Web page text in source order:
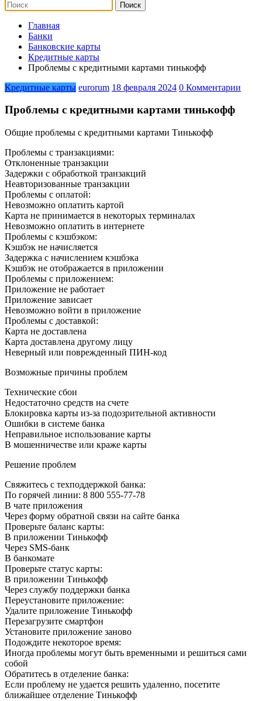
Главная
Банки
Банковские карты
Кредитные карты
Проблемы с кредитными картами тинькофф
Кредитные карты eurorum 18 февраля 2024 0 Комментарии
Проблемы с кредитными картами тинькофф
Общие проблемы с кредитными картами Тинькофф
Проблемы с транзакциями:
Отклоненные транзакции
Задержки с обработкой транзакций
Неавторизованные транзакции
Проблемы с оплатой:
Невозможно оплатить картой
Карта не принимается в некоторых терминалах
Невозможно оплатить в интернете
Проблемы с кэшбэком:
Кэшбэк не начисляется
Задержка с начислением кэшбэка
Кэшбэк не отображается в приложении
Проблемы с приложением:
Приложение не работает
Приложение зависает
Невозможно войти в приложение
Проблемы с доставкой:
Карта не доставлена
Карта доставлена другому лицу
Неверный или поврежденный ПИН-код
Возможные причины проблем
Технические сбои
Недостаточно средств на счете
Блокировка карты из-за подозрительной активности
Ошибки в системе банка
Неправильное использование карты
В мошенничестве или краже карты
Решение проблем
Свяжитесь с техподдержкой банка:
По горячей линии: 8 800 555-77-78
В чате приложения
Через форму обратной связи на сайте банка
Проверьте баланс карты:
В приложении Тинькофф
Через SMS-банк
В банкомате
Проверьте статус карты:
В приложении Тинькофф
Через службу поддержки банка
Переустановите приложение:
Удалите приложение Тинькофф
Перезагрузите смартфон
Установите приложение заново
Подождите некоторое время:
Иногда проблемы могут быть временными и решиться сами
собой
Обратитесь в отделение банка:
Если проблему не удается решить удаленно, посетите
ближайшее отделение Тинькофф